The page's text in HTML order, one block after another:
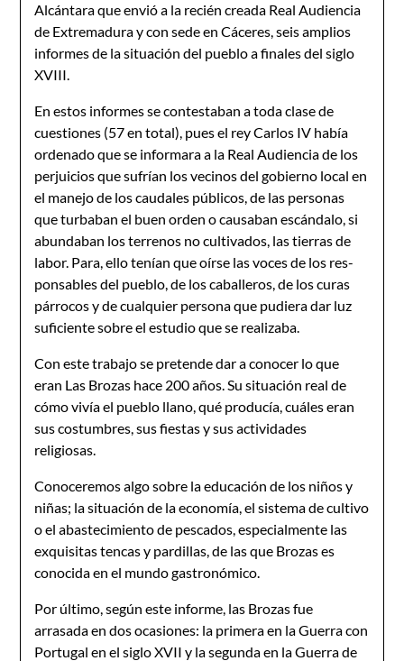
Alcántara que envió a la recién creada Real Audiencia
de Extremadura y con sede en Cáceres, seis amplios
informes de la situación del pue­blo a finales del siglo
XVIII.
En estos informes se contestaban a toda clase de
cuestio­nes (57 en total), pues el rey Carlos IV había
ordenado que se informara a la Real Audiencia de los
perjuicios que sufrían los vecinos del gobierno local en
el manejo de los caudales públi­cos, de las personas
que turbaban el buen orden o causaban escándalo, si
abundaban los terrenos no cultivados, las tierras de
labor. Para, ello tenían que oírse las voces de los res­
ponsables del pueblo, de los caballeros, de los curas
párrocos y de cualquier persona que pudiera dar luz
suficiente sobre el estudio que se realizaba.
Con este trabajo se pretende dar a conocer lo que
eran Las Brozas hace 200 años. Su situación real de
cómo vivía el pueblo llano, qué producía, cuáles eran
sus costumbres, sus fiestas y sus actividades
religiosas.
Conoceremos algo sobre la educación de los niños y
niñas; la situación de la economía, el sistema de cultivo
o el abas­tecimiento de pescados, especialmente las
exquisitas tencas y pardillas, de las que Brozas es
conocida en el mundo gastro­nómico.
Por último, según este informe, las Brozas fue
arrasada en dos ocasiones: la primera en la Guerra con
Portugal en el siglo XVII y la segunda en la Guerra de